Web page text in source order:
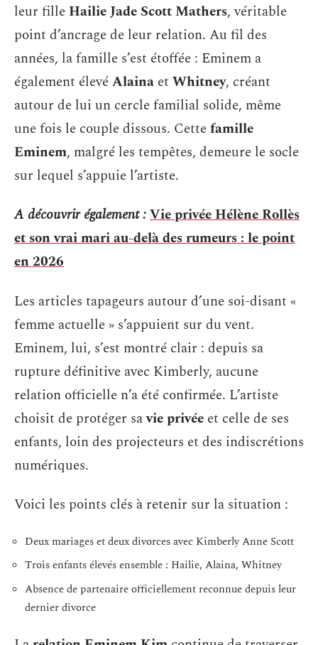
leur fille Hailie Jade Scott Mathers, véritable
point d’ancrage de leur relation. Au fil des
années, la famille s’est étoffée : Eminem a
également élevéAlaina et Whitney, créant
autour de lui un cercle familial solide, même
une fois le couple dissous. Cettefamille
Eminem, malgré les tempêtes, demeure le socle
sur lequel s’appuie l’artiste.
A découvrir également :Vie privée Hélène Rollès
et son vrai mari au-delà des rumeurs : le point
en 2026
Les articles tapageurs autour d’une soi-disant «
femme actuelle » s’appuient sur du vent.
Eminem, lui, s’est montré clair : depuis sa
rupture définitive avec Kimberly, aucune
relation officielle n’a été confirmée. L’artiste
choisit de protéger savie privée et celle de ses
enfants, loin des projecteurs et des indiscrétions
numériques.
Voici les points clés à retenir sur la situation :
Deux mariages et deux divorces avec Kimberly Anne Scott
Trois enfants élevés ensemble : Hailie, Alaina, Whitney
Absence de partenaire officiellement reconnue depuis leur
dernier divorce